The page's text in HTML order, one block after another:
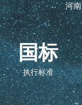
河
国标
执行标准